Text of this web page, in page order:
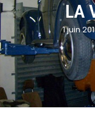
LA
1 juin